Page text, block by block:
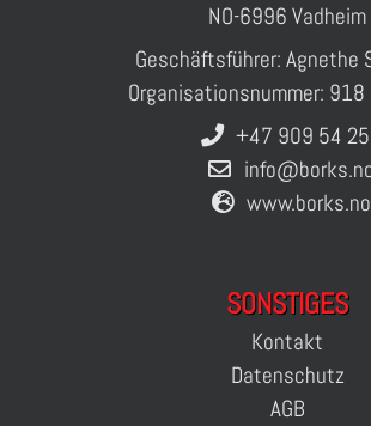
NO-6996 Vadheim
Geschäftsführer: Agnethe
Organisationsnummer:
+47 909 54
www.borks.no
SONSTIGES
Kontakt
Datenschutz
AGB